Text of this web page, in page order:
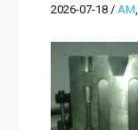
2026-07-18/ AM,